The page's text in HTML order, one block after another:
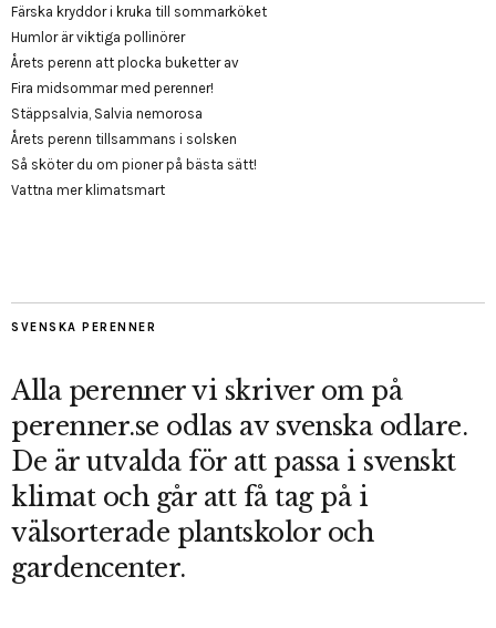
Färska kryddor i kruka till sommarköket
Humlor är viktiga pollinörer
Årets perenn att plocka buketter av
Fira midsommar med perenner!
Stäppsalvia, Salvia nemorosa
Årets perenn tillsammans i solsken
Så sköter du om pioner på bästa sätt!
Vattna mer klimatsmart
SVENSKA PERENNER
Alla perenner vi skriver om på
perenner.se odlas av svenska odlare.
De är utvalda för att passa i svenskt
klimat och går att få tag på i
välsorterade plantskolor och
gardencenter.